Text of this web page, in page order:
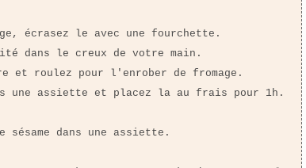
écrasez le avec une fourchette.
dans le creux de votre main.
et roulez pour l'enrober de fromage.
une assiette et placez la au frais pour 1h.
sésame dans une assiette.